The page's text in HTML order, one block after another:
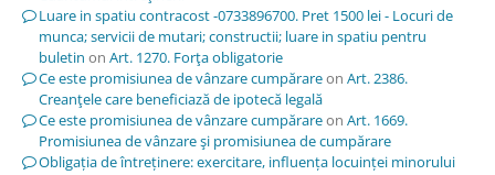
Luare in spatiu contracost -0733896700. Pret 1500 lei - Locuri de
munca; servicii de mutari; constructii; luare in spatiu pentru
buletin on Art. 1270. Forţa obligatorie
Ce este promisiunea de vânzare cumpărareon Art. 2386.
Creanţele care beneficiază de ipotecă legală
Ce este promisiunea de vânzare cumpărareon Art. 1669.
Promisiunea de vânzare şi promisiunea de cumpărare
Obligația de întreținere: exercitare, influența locuinței minorului